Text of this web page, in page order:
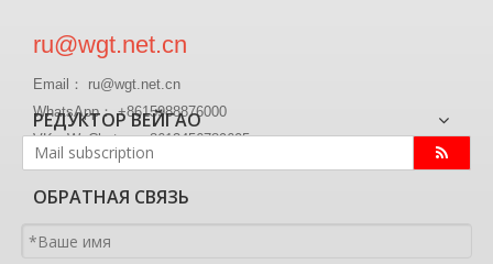
ru@wgt.net.cn
Email： ru@wgt.net.cn
WhatsApp： +8615988876000
VK、WeChat ： +8613456789605
РЕДУКТОР ВЕЙГАО
ОБРАТНАЯ СВЯЗЬ